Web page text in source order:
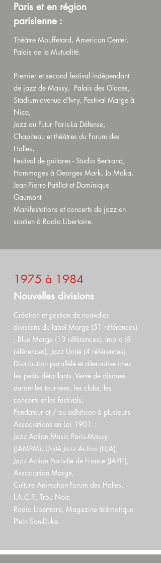
Paris et en région
parisienne :
Théâtre Mouffetard, American Center,
Palais de la Mutualité.
Premier et second festival indépendant
de jazz de Massy, Palais des Glaces,
Stadium-avenue d'Ivry, Festival Marge à
Nice,
Jazz au Futur Paris-La Défense,
Chapiteau et théâtres du Forum des
Halles,
Festival de guitares - Studio Bertrand,
Hommages à Georges Mark, Jo Maka,
Jean-Pierre Patillot et Dominique
Gaumont
Manifestations et concerts de jazz en
soutien à Radio Libertaire.
1975 à 1984
Nouvelles divisions
Création et gestion de nouvelles
divisions du label Marge (51 références)
, Blue Marge (13 références), Impro (8
références), Jazz Unité (4 références).
Distribution parallèle et alternative chez
les petits détaillants. Vente de disques
durant les tournées, les clubs, les
concerts et les festivals.
Fondateur et / ou adhésion à plusieurs
Associations en Loi 1901 :
Jazz Action Music Paris-Massy
(JAMPM), Unité Jazz Action (UJA),
Jazz Action Paris-Ile de France (JAPIF),
Association Marge,
Culture Animation-Forum des Halles,
I.A.C.P., Trou Noir,
Radio Libertaire, Magazine télématique
Plein Son-Duke.